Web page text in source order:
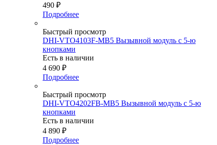
490 ₽
Подробнее
Быстрый просмотр
DHI-VTO4103F-MB5 Вызывной модуль с 5-ю
кнопками
Есть в наличии
4 690 ₽
Подробнее
Быстрый просмотр
DHI-VTO4202FB-MB5 Вызывной модуль с 5-ю
кнопками
Есть в наличии
4 890 ₽
Подробнее